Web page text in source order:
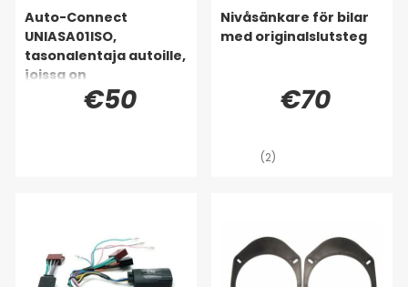
Auto-Connect
UNIASA01ISO,
tasonalentaja autoille,
joissa on
alkuperäisvahvistin
€50
Nivåsänkare för bilar
med originalslutsteg
€70
(2)